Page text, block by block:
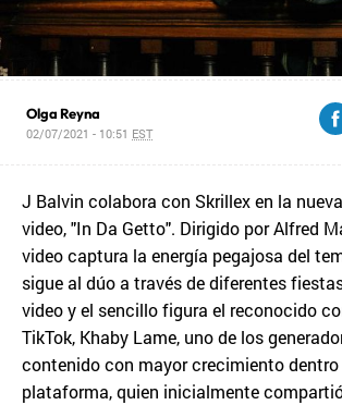
Olga Reyna
02/07/2021 - 10:51 EST
J Balvin colabora con Skrillex en la
video, "In Da Getto". Dirigido por Alfred
video captura la energía pegajosa del
sigue al dúo a través de diferentes
video y el sencillo figura el reconocido
TikTok, Khaby Lame, uno de los
contenido con mayor crecimiento dentro
plataforma, quien inicialmente